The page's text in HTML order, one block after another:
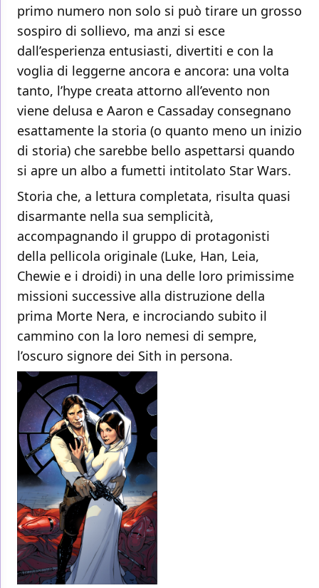
primo numero non solo si può tirare un grosso
sospiro di sollievo, ma anzi si esce
dall’esperienza entusiasti, divertiti e con la
voglia di leggerne ancora e ancora: una volta
tanto, l’hype creata attorno all’evento non
viene delusa e Aaron e Cassaday consegnano
esattamente la storia (o quanto meno un inizio
di storia) che sarebbe bello aspettarsi quando
si apre un albo a fumetti intitolato Star Wars.
Storia che, a lettura completata, risulta quasi
disarmante nella sua semplicità,
accompagnando il gruppo di protagonisti
della pellicola originale (Luke, Han, Leia,
Chewie e i droidi) in una delle loro primissime
missioni successive alla distruzione della
prima Morte Nera, e incrociando subito il
cammino con la loro nemesi di sempre,
l’oscuro signore dei Sith in persona.